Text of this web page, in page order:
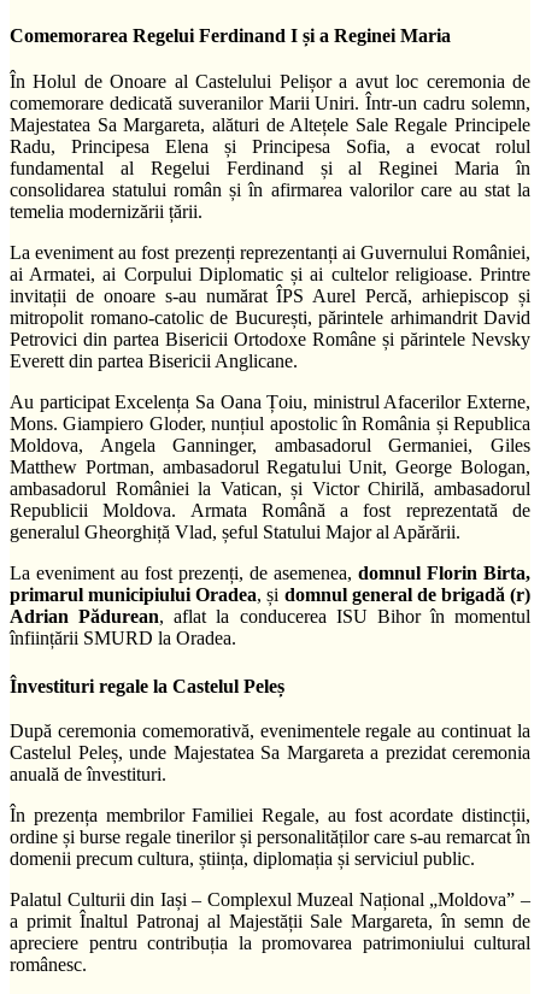
Comemorarea Regelui Ferdinand I și a Reginei Maria
În Holul de Onoare al Castelului Pelișor a avut loc ceremonia de
comemorare dedicată suveranilor Marii Uniri. Într-un cadru solemn,
Majestatea Sa Margareta, alături de Altețele Sale Regale Principele
Radu, Principesa Elena și Principesa Sofia, a evocat rolul
fundamental al Regelui Ferdinand și al Reginei Maria în
consolidarea statului român și în afirmarea valorilor care au stat la
temelia modernizării țării.
La eveniment au fost prezenți reprezentanți ai Guvernului României,
ai Armatei, ai Corpului Diplomatic și ai cultelor religioase. Printre
invitații de onoare s-au numărat ÎPS Aurel Percă, arhiepiscop și
mitropolit romano-catolic de București, părintele arhimandrit David
Petrovici din partea Bisericii Ortodoxe Române și părintele Nevsky
Everett din partea Bisericii Anglicane.
Au participat Excelența Sa Oana Țoiu, ministrul Afacerilor Externe,
Mons. Giampiero Gloder, nunțiul apostolic în România și Republica
Moldova, Angela Ganninger, ambasadorul Germaniei, Giles
Matthew Portman, ambasadorul Regatului Unit, George Bologan,
ambasadorul României la Vatican, și Victor Chirilă, ambasadorul
Republicii Moldova. Armata Română a fost reprezentată de
generalul Gheorghiță Vlad, șeful Statului Major al Apărării.
La eveniment au fost prezenți, de asemenea, domnul Florin Birta,
primarul municipiului Oradea, și domnul general de brigadă (r)
Adrian Pădurean, aflat la conducerea ISU Bihor în momentul
înființării SMURD la Oradea.
Învestituri regale la Castelul Peleș
După ceremonia comemorativă, evenimentele regale au continuat la
Castelul Peleș, unde Majestatea Sa Margareta a prezidat ceremonia
anuală de învestituri.
În prezența membrilor Familiei Regale, au fost acordate distincții,
ordine și burse regale tinerilor și personalităților care s-au remarcat în
domenii precum cultura, știința, diplomația și serviciul public.
Palatul Culturii din Iași – Complexul Muzeal Național „Moldova” –
a primit Înaltul Patronaj al Majestății Sale Margareta, în semn de
apreciere pentru contribuția la promovarea patrimoniului cultural
românesc.